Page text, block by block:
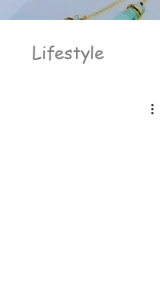
Lifestyle